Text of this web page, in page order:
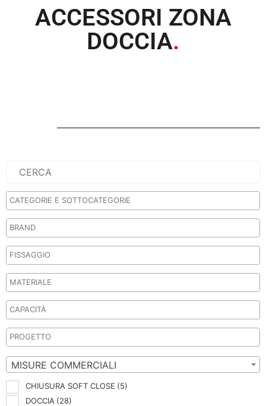
ACCESSORI ZONA
DOCCIA.
MISURE COMMERCIALI
CHIUSURA SOFT CLOSE (5)
DOCCIA (28)